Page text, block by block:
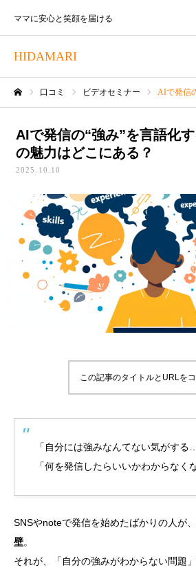
HIDAMARI
ママに安心と笑顔を届ける
口コミ ビデオセミナー AIで発信の“強み”
AIで発信の“強み”を言語化
の魅力はどこにある？
2025.10.10
この記事のタイトルとURLを
「自分には強みなんてない気がする…
「何を発信したらいいかわからなく
SNSやnoteで発信を始めたばかりの人が、
壁。
それが、「自分の強みがわからない問題」